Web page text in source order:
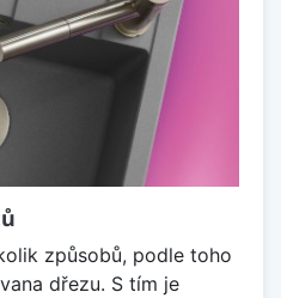
způsobů, podle toho
dřezu. S tím je